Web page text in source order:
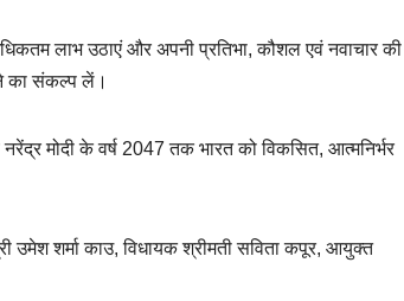
लाभ उठाएं और अपनी प्रतिभा, कौशल एवं नवाचार की
का संकल्प लें।
मोदी के वर्ष 2047 तक भारत को विकसित, आत्मनिर्भर
शर्मा काउ, विधायक श्रीमती सविता कपूर, आयुक्त